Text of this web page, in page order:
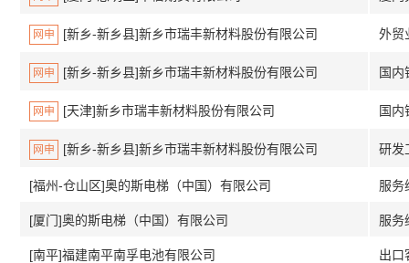
网申 [新乡-新乡县]新乡市瑞丰新材料股份有限公司 外贸
网申 [新乡-新乡县]新乡市瑞丰新材料股份有限公司 国内
网申 [天津]新乡市瑞丰新材料股份有限公司 国内
网申 [新乡-新乡县]新乡市瑞丰新材料股份有限公司 研发
[福州-仓山区]奥的斯电梯（中国）有限公司 服务
[厦门]奥的斯电梯（中国）有限公司 服务
[南平]福建南平南孚电池有限公司 出口